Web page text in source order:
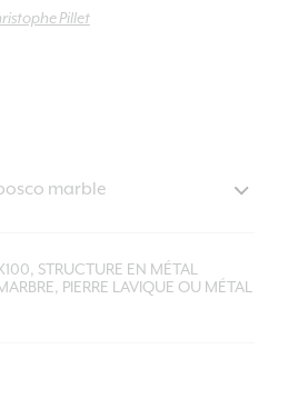
Pillet
STRUCTURE EN MÉTAL
PIERRE LAVIQUE OU MÉTAL